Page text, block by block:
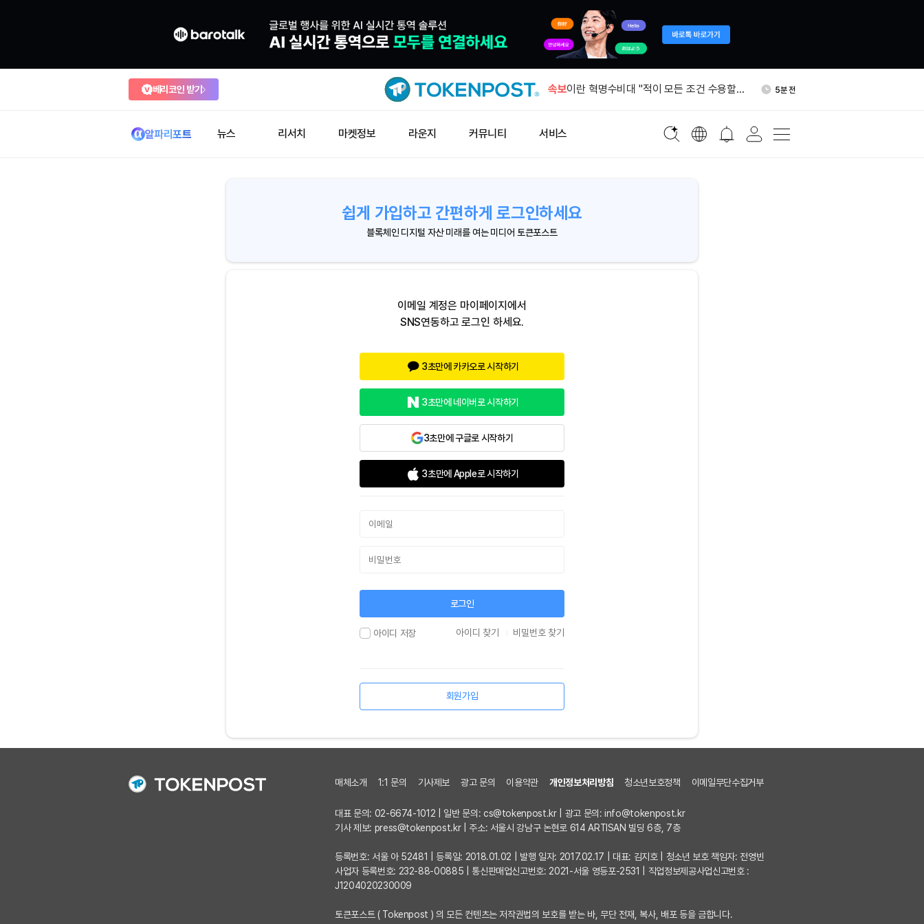
베리코인 받기 속보
비트코인 RSI, 2022년 이후 최저 수준
이란 혁명수비대 "적이 모든 조건 수용할
5분 전
신 달러 유입으로 환율 방어
비트코인 RSI, 2022년 이후 최저 수준
알파리포트 뉴스 리서치 마켓정보 라운지 커뮤니티 서비스
쉽게 가입하고 간편하게 로그인하세요
블록체인 디지털 자산 미래를 여는 미디어 토큰포스트
이메일 계정은 마이페이지에서
SNS연동하고 로그인 하세요.
3초만에 카카오로 시작하기
3초만에 네이버로 시작하기
3초만에 구글로 시작하기
3초만에 Apple로 시작하기
로그인
아이디 저장 아이디 찾기 비밀번호 찾기
회원가입
매체소개 1:1 문의 기사제보 광고 문의 이용약관 개인정보처리방침 청소년보호정책 이메일무단수집거부
대표 문의: 02-6674-1012 | 일반 문의: cs@tokenpost.kr| 광고 문의:info@tokenpost.kr
기사 제보: press@tokenpost.kr| 주소: 서울시 강남구 논현로 614 ARTISAN 빌딩 6층, 7층
등록번호: 서울 아 52481 | 등록일: 2018.01.02 | 발행 일자: 2017.02.17 | 대표: 김지호 | 청소년 보호 책임자: 전영빈
사업자 등록번호: 232-88-00885 | 통신판매업신고번호: 2021-서울 영등포-2531 | 직업정보제공사업신고번호 :
J1204020230009
토큰포스트 ( Tokenpost ) 의 모든 컨텐츠는 저작권법의 보호를 받는 바, 무단 전재, 복사, 배포 등을 금합니다.